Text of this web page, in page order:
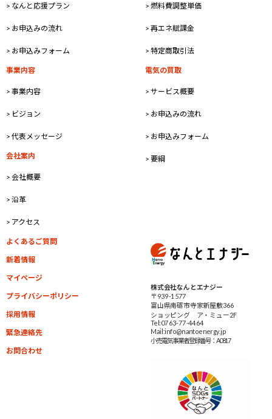
> なんと応援プラン
> お申込みの流れ
> お申込みフォーム
> 燃料費調整単価
> 再エネ賦課金
> 特定商取引法
事業内容
> 事業内容
> ビジョン
> 代表メッセージ
会社案内
> 会社概要
> 沿革
> アクセス
電気の買取
> サービス概要
> お申込みの流れ
> お申込みフォーム
> 要綱
よくあるご質問
新着情報
マイページ
プライバシーポリシー
採用情報
緊急連絡先
お問合わせ
株式会社なんとエナジー
〒939-1577
富山県南砺市寺家新屋敷366
ショッピング ア・ミュー2F
Tel:0763-77-4464
Mail:info@nantoenergy.jp
小売電気事業者登録番号：A0817